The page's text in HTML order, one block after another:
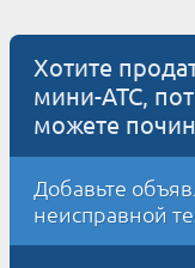
Хотите
мини-АТС,
можете
Добавьте
неисправной